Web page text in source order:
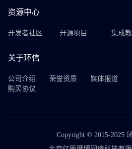
资源中心
开发者社区 开源项目 集成
关于环信
公司介绍 荣誉资质 媒体报道
购买协议
Copyright © 2015-2025